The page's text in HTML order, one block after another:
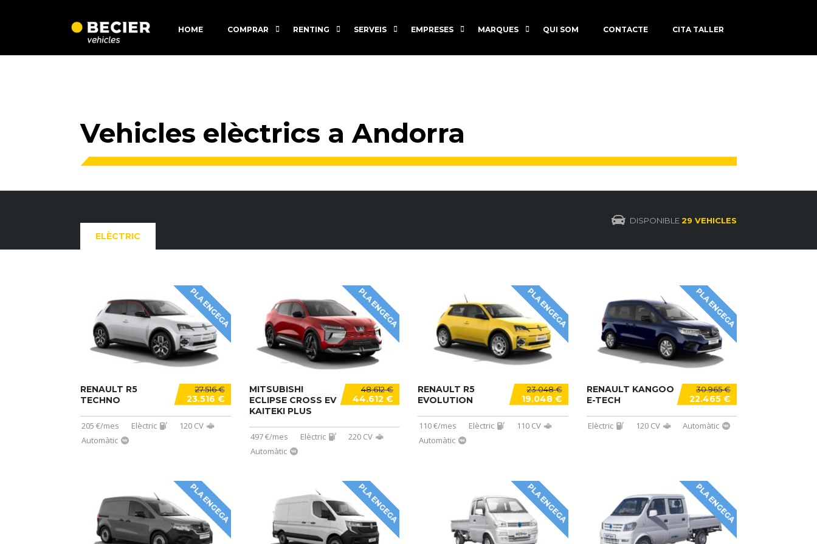
HOME COMPRAR RENTING SERVEIS EMPRESES MARQUES QUI SOM CONTACTE CITA TALLER
Vehicles elèctrics a Andorra
DISPONIBLE29 VEHICLES
ELÈCTRIC
PLA ENGEGA
27.516 €
23.516 €
RENAULT R5
TECHNO
205 €/mes Elèctric
120 CV
Automàtic
PLA ENGEGA
48.612 €
44.612 €
MITSUBISHI
ECLIPSE CROSS EV
KAITEKI PLUS
497 €/mes Elèctric
220 CV
Automàtic
PLA ENGEGA
23.048 €
19.048 €
RENAULT R5
EVOLUTION
110 €/mes Elèctric
110 CV
Automàtic
PLA ENGEGA
30.965 €
22.465 €
RENAULT KANGOO
E-TECH
Elèctric 120 CV Automàtic
PLA ENGEGA PLA ENGEGA PLA ENGEGA PLA ENGEGA